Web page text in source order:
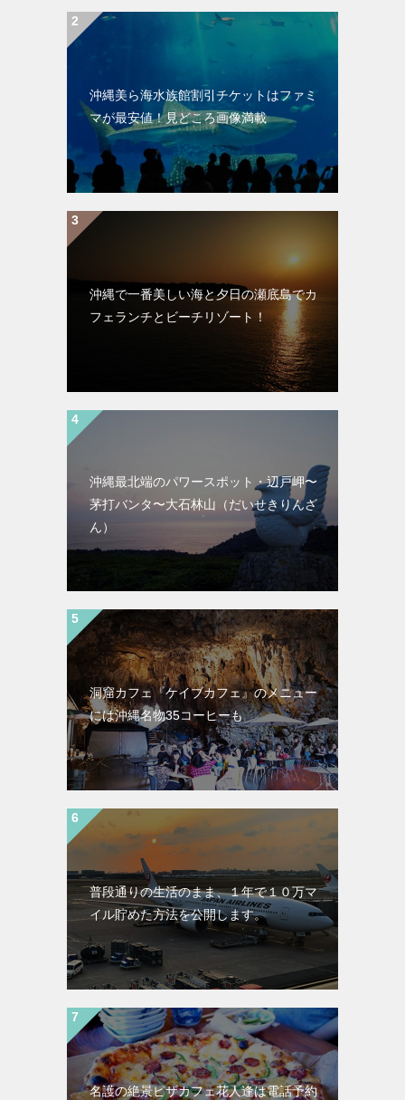
沖縄美ら海水族館割引チケットはファミ
マが最安値！見どころ画像満載
沖縄で一番美しい海と夕日の瀬底島でカ
フェランチとビーチリゾート！
沖縄最北端のパワースポット・辺戸岬〜
茅打バンタ〜大石林山（だいせきりんざ
ん）
洞窟カフェ『ケイブカフェ』のメニュー
には沖縄名物35コーヒーも
普段通りの生活のまま、１年で１０万マ
イル貯めた方法を公開します。
名護の絶景ピザカフェ花人逢は電話予約